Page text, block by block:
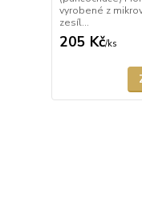
vyrobené z
zesíl...
205 Kč/ks